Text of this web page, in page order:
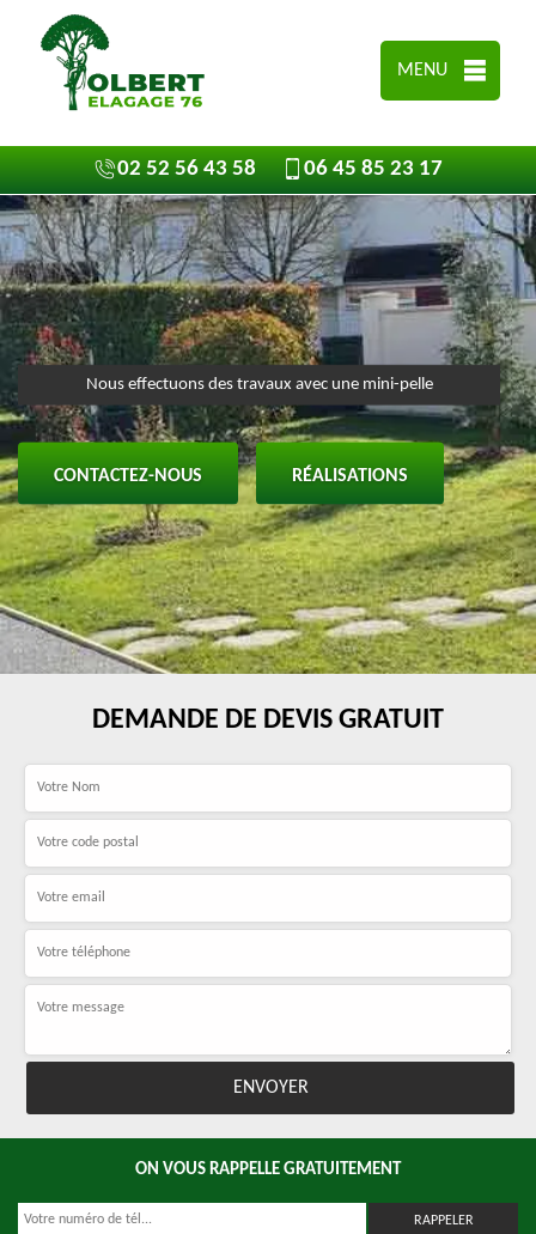
MENU
02 52 56 43 58 06 45 85 23 17
Nous effectuons des travaux avec une mini-pelle
CONTACTEZ-NOUS RÉALISATIONS
DEMANDE DE DEVIS GRATUIT
ON VOUS RAPPELLE GRATUITEMENT